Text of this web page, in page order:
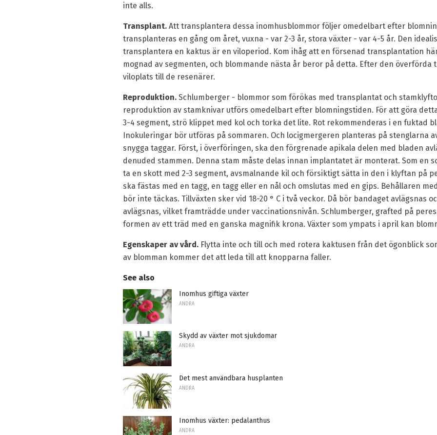
inte alls.
Transplant. Att transplantera dessa inomhusblommor följer omedelbart efter
transplanteras en gång om året, vuxna - var 2-3 år, stora växter - var 4-5 år. Den
transplantera en kaktus är en viloperiod. Kom ihåg att en försenad transplantation
mognad av segmenten, och blommande nästa år beror på detta. Efter den överförda
viloplats till de resenärer.
Reproduktion. Schlumberger - blommor som förökas med transplantat och
reproduktion av stamknivar utförs omedelbart efter blomningstiden. För att göra
3-4 segment, strö klippet med kol och torka det lite. Rot rekommenderas i en fuktad
Inokuleringar bör utföras på sommaren. Och locigmergeren planteras på stenglarna
snygga taggar. Först, i överföringen, ska den förgrenade apikala delen med bladen
denuded stammen. Denna stam måste delas innan implantatet är monterat. Som en
ta en skott med 2-3 segment, avsmalnande kil och försiktigt sätta in den i klyftan på
ska fästas med en tagg, en tagg eller en nål och omslutas med en gips. Behållaren
bör inte täckas. Tillväxten sker vid 18-20 ° C i två veckor. Då bör bandaget avlägsnas
avlägsnas, vilket framträdde under vaccinationsnivån. Schlumberger, grafted på
formen av ett träd med en ganska magnifik krona. Växter som ympats i april kan
Egenskaper av vård. Flytta inte och till och med rotera kaktusen från det ögonblick
av blomman kommer det att leda till att knopparna faller.
See also
Inomhus giftiga växter
ANDRA
Skydd av växter mot sjukdomar
ANDRA
Det mest användbara husplanten
ANDRA
Inomhus växter: pedalanthus
ANDRA